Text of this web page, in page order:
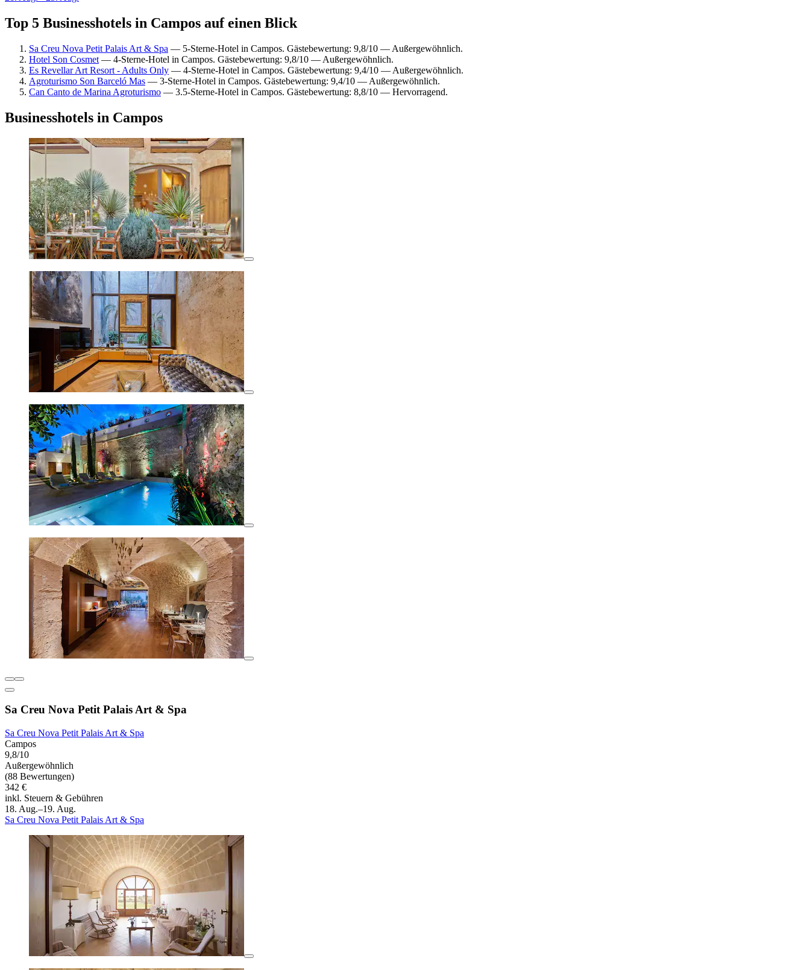
Top 5 Businesshotels in Campos auf einen Blick
Sa Creu Nova Petit Palais Art & Spa — 5-Sterne-Hotel in Campos. Gästebewertung: 9,8/10 — Außergewöhnlich.
Hotel Son Cosmet — 4-Sterne-Hotel in Campos. Gästebewertung: 9,8/10 — Außergewöhnlich.
Es Revellar Art Resort - Adults Only — 4-Sterne-Hotel in Campos. Gästebewertung: 9,4/10 — Außergewöhnlich.
Agroturismo Son Barceló Mas — 3-Sterne-Hotel in Campos. Gästebewertung: 9,4/10 — Außergewöhnlich.
Can Canto de Marina Agroturismo — 3.5-Sterne-Hotel in Campos. Gästebewertung: 8,8/10 — Hervorragend.
Businesshotels in Campos
Sa Creu Nova Petit Palais Art & Spa
Sa Creu Nova Petit Palais Art & Spa
Campos
9,8/10
Außergewöhnlich
(88 Bewertungen)
342 €
inkl. Steuern & Gebühren
18. Aug.–19. Aug.
Sa Creu Nova Petit Palais Art & Spa